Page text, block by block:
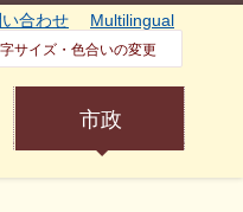
合わせ Multilingual
サイズ・色合いの変更
市政